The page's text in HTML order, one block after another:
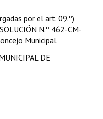
por el art. 09.º)
N.º 462-CM-
Municipal.
DE